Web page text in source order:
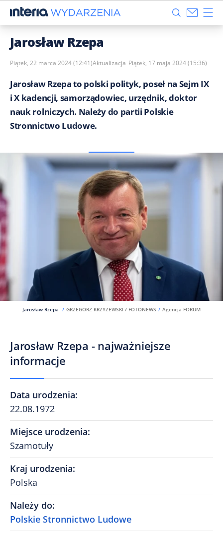
Jarosław Rzepa
Piątek, 22 marca 2024 (12:41)Aktualizacja Piątek, 17 maja 2024 (15:36)
Jarosław Rzepa to polski polityk, poseł na Sejm IX
i X kadencji, samorządowiec, urzędnik, doktor
nauk rolniczych. Należy do partii Polskie
Stronnictwo Ludowe.
Jarosław Rzepa / GRZEGORZ KRZYZEWSKI / FOTONEWS / Agencja FORUM
Jarosław Rzepa - najważniejsze
informacje
Data urodzenia:
22.08.1972
Miejsce urodzenia:
Szamotuły
Kraj urodzenia:
Polska
Należy do:
Polskie Stronnictwo Ludowe